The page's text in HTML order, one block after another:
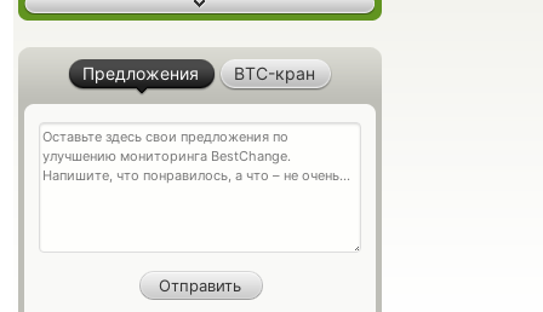
Предложения BTC-кран